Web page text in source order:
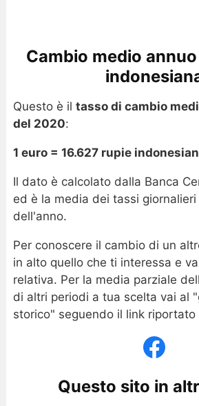
Cambio medio
Questo è il tasso di cambio
del 2020:
1 euro = 16.627 rupie
Il dato è calcolato dalla Banca
ed è la media dei tassi
dell'anno.
Per conoscere il cambio di un
in alto quello che ti interessa e
relativa. Per la media parziale
di altri periodi a tua scelta vai al
storico" seguendo il link riportato
Questo sito in